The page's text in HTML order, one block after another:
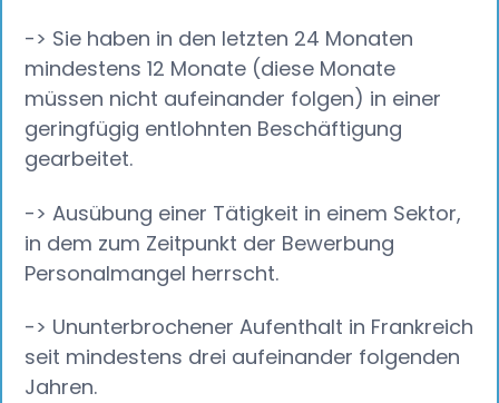
-> Sie haben in den letzten 24 Monaten
mindestens 12 Monate (diese Monate
müssen nicht aufeinander folgen) in einer
geringfügig entlohnten Beschäftigung
gearbeitet.
-> Ausübung einer Tätigkeit in einem Sektor,
in dem zum Zeitpunkt der Bewerbung
Personalmangel herrscht.
-> Ununterbrochener Aufenthalt in Frankreich
seit mindestens drei aufeinander folgenden
Jahren.